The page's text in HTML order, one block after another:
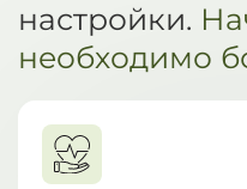
настройки.
необходимо